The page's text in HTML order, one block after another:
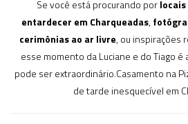
Se você está procurando por
entardecer em Charqueadas,
cerimônias ao ar livre, ou inspirações
esse momento da Luciane e do Tiago
pode ser extraordinário.Casamento na
de tarde inesquecível em